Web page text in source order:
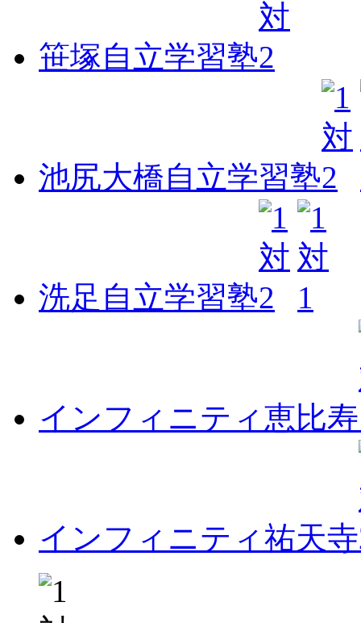
笹塚自立学習塾
池尻大橋自立学習塾
洗足自立学習塾
インフィニティ恵比寿
インフィニティ祐天寺